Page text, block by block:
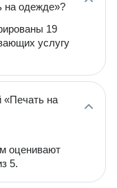
на одежде»?
19
услугу
«Печать на
оценивают
5.